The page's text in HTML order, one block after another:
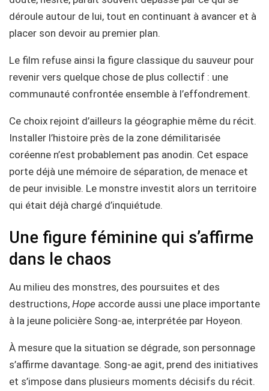
déroule autour de lui, tout en continuant à avancer et à
placer son devoir au premier plan.
Le film refuse ainsi la figure classique du sauveur pour
revenir vers quelque chose de plus collectif : une
communauté confrontée ensemble à l’effondrement.
Ce choix rejoint d’ailleurs la géographie même du récit.
Installer l’histoire près de la zone démilitarisée
coréenne n’est probablement pas anodin. Cet espace
porte déjà une mémoire de séparation, de menace et
de peur invisible. Le monstre investit alors un territoire
qui était déjà chargé d’inquiétude.
Une figure féminine qui s’affirme
dans le chaos
Au milieu des monstres, des poursuites et des
destructions, Hope accorde aussi une place importante
à la jeune policière Song-ae, interprétée par Hoyeon.
À mesure que la situation se dégrade, son personnage
s’affirme davantage. Song-ae agit, prend des initiatives
et s’impose dans plusieurs moments décisifs du récit.